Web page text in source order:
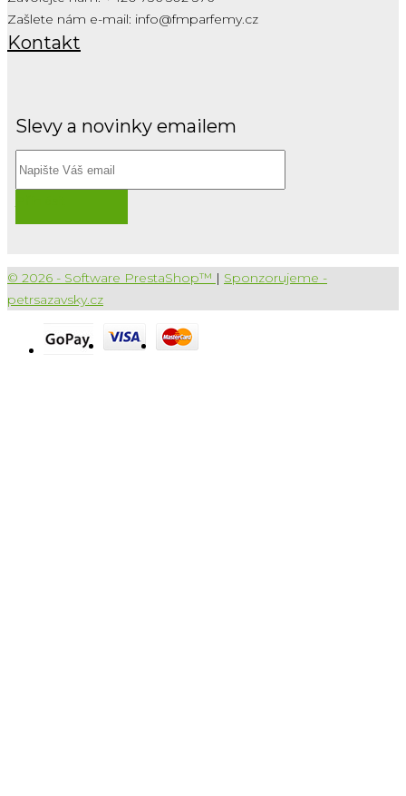
Zašlete nám e-mail: info@fmparfemy.cz
Kontakt
Slevy a novinky emailem
© 2026 - Software PrestaShop™ | Sponzorujeme -
petrsazavsky.cz